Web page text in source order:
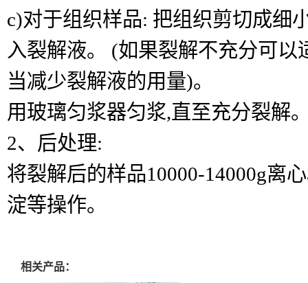
c)对于组织样品: 把组织剪切成细
入裂解液。 (如果裂解不充分可
当减少裂解液的用量)。
用玻璃匀浆器匀浆,直至充分裂解
2、后处理:
将裂解后的样品10000-14000g离
淀等操作。
相关产品：